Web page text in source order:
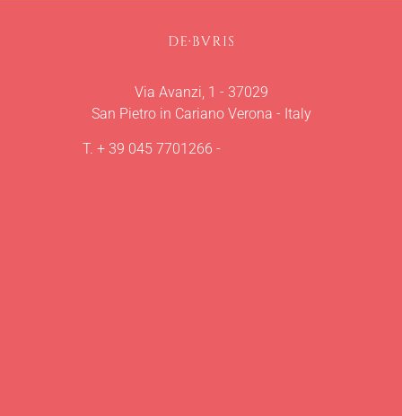
Via Avanzi, 1 - 37029
San Pietro in Cariano Verona - Italy
T. + 39 045 7701266 -